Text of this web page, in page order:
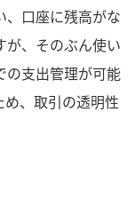
、口座に残高がな
が、そのぶん使い
の支出管理が可能
、取引の透明性